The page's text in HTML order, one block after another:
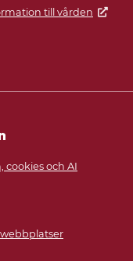
till vården
cookies och AI